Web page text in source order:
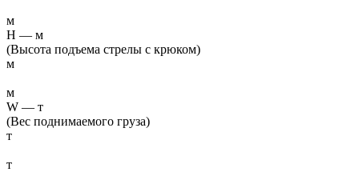
м
H — м
(Высота подъема стрелы с крюком)
м
м
W — т
(Вес поднимаемого груза)
т
т